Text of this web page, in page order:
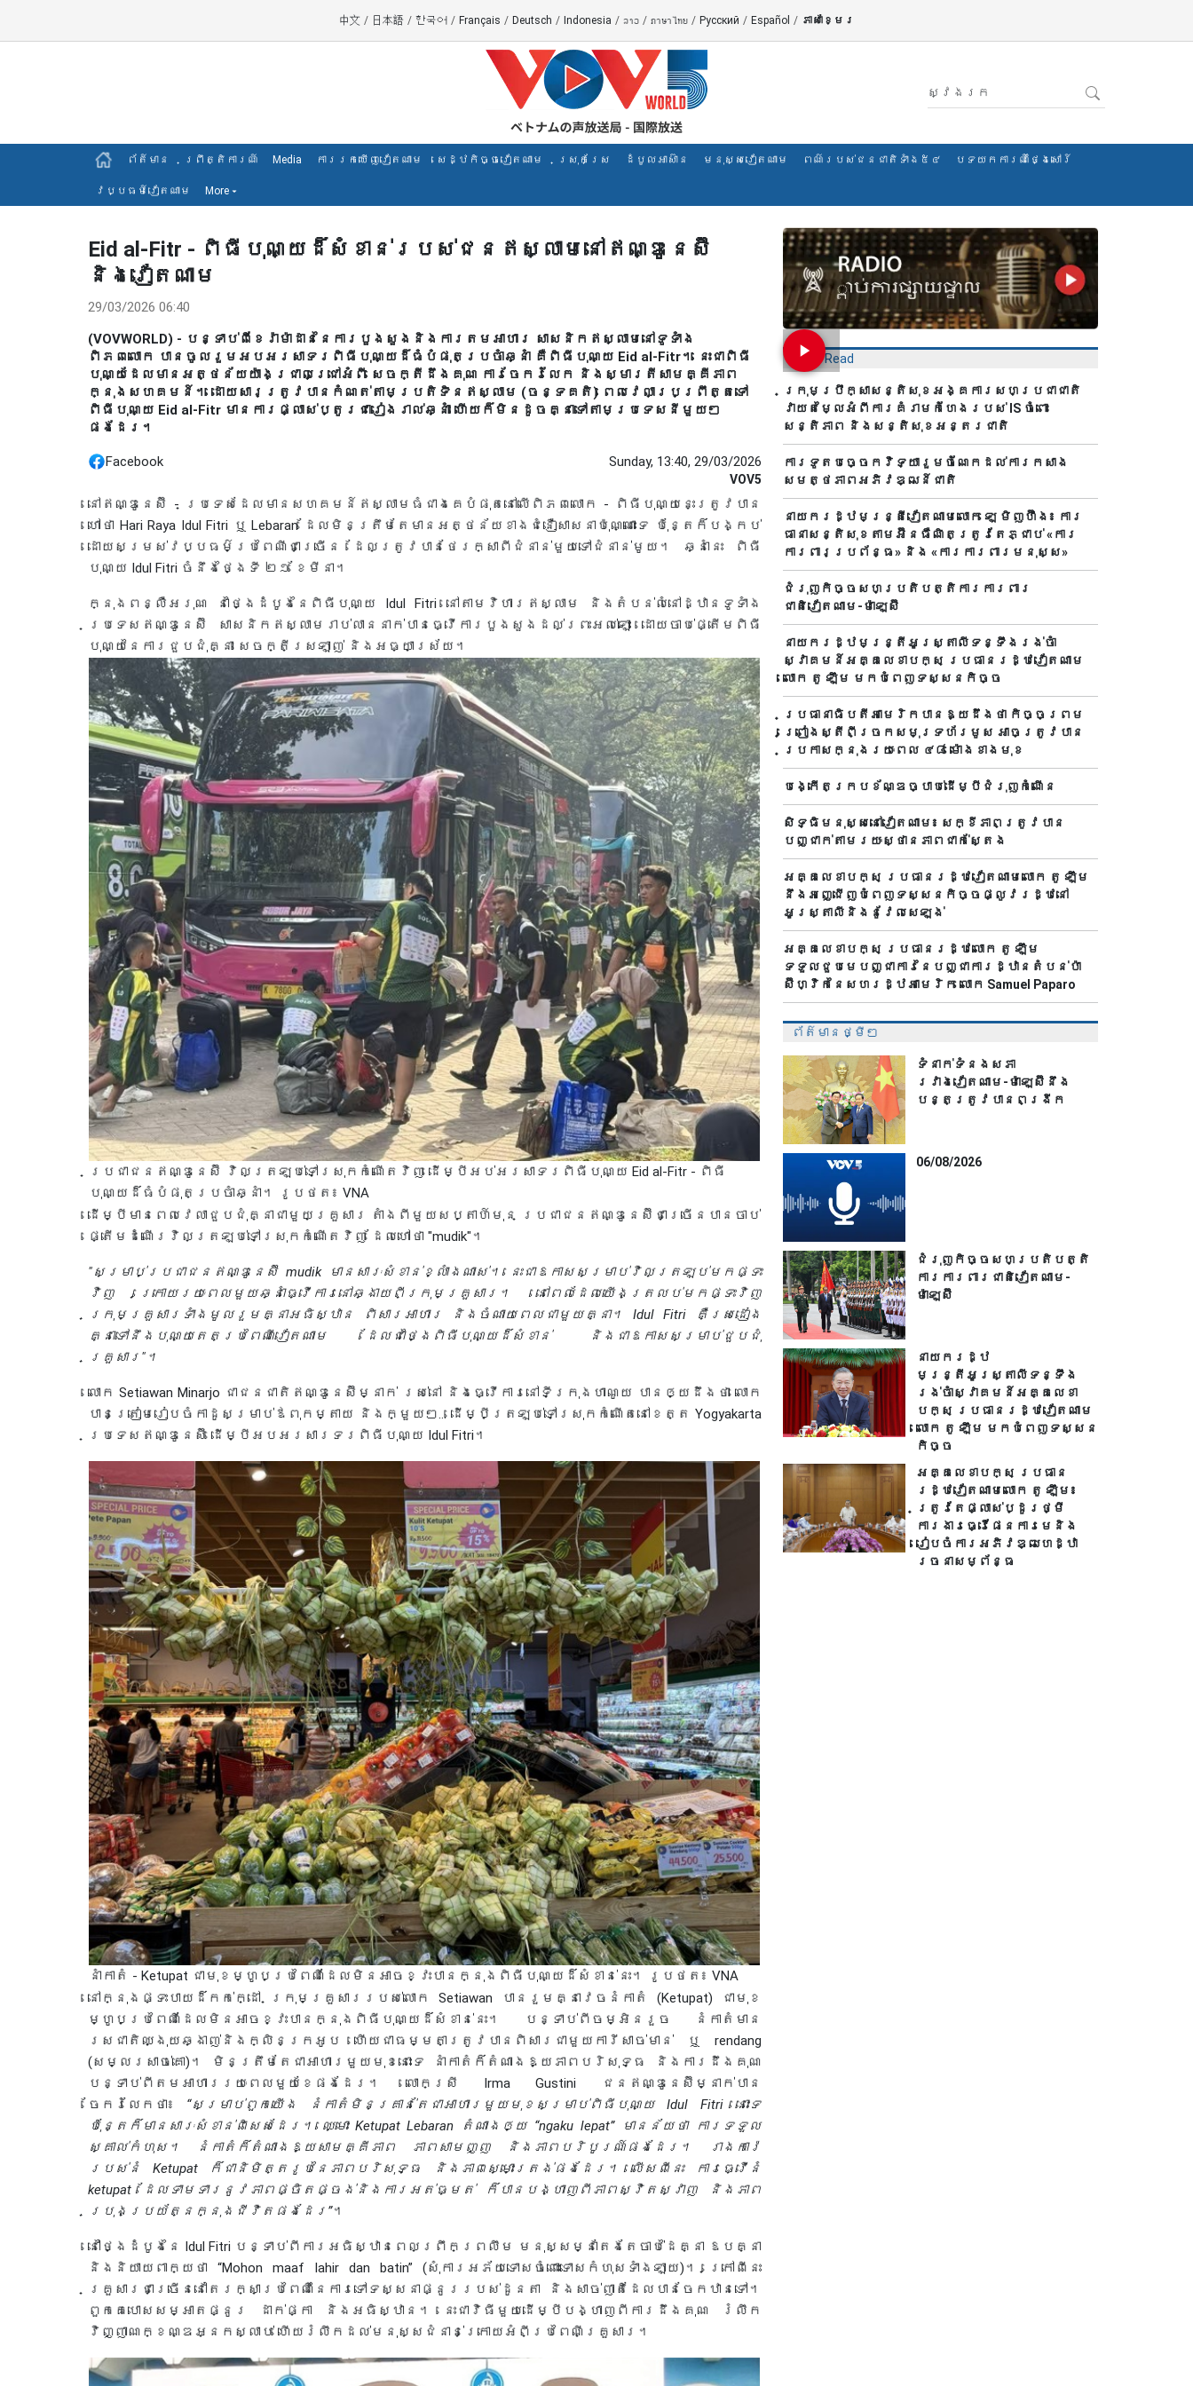
中文 / 日本語 / 한국어 / Français / Deutsch / Indonesia / ລາວ / ภาษาไทย / Русский / Español / ភាសាខ្មែរ
ព័ត៍មាន ព្រឹត្តិការណ៍ Media ការរកឃើញវៀតណាម សេដ្ឋកិច្ចវៀតណាម ស្រុកស្រែ ដំបូលអាស៊ាន មនុស្សវៀតណាម ពណ៌របស់ជនជាតិទាំង៥៤ បទយកការណ៍ថ្ងៃសៅរ៍
វប្បធម៍វៀតណាម More ▾
Eid al-Fitr - ពិធីបុណ្យដ៏សំខាន់របស់​ជន​ឥស្លាមនៅឥណ្ឌូនេស៊ី
និងវៀតណាម
29/03/2026 06:40
(VOVWORLD) - បន្ទាប់ពីខែរ៉ាម៉ាដាននៃការបួងសួងនិងការតមអាហារ សាសនិកឥស្លាមនៅទូទាំង
ពិភពលោក បានចូលរួមអបអរសាទរពិធីបុណ្យដ៏ធំបំផុតប្រចាំឆ្នាំ គឺពិធីបុណ្យ Eid al-Fitr។ នេះជាពិធី
បុណ្យដែលមានអត្ថន័យយ៉ាងជ្រាលជ្រៅអំពី សេចក្តីដឹងគុណ ការចែករំលែក និងស្មារតីសាមគ្គីភាព
ក្នុងសហគមន៍។ ដោយសារត្រូវបានកំណត់តាមប្រតិទិនឥស្លាម (ចន្ទគតិ) ពេលវេលាប្រព្រឹត្តទៅ
ពិធីបុណ្យ Eid al-Fitr មានការផ្លាស់ប្តូរជារៀងរាល់ឆ្នាំ ហើយក៏មិនដូចគ្នាទៅតាមប្រទេសនីមួយៗ
ផងដែរ។
Facebook Sunday, 13:40, 29/03/2026
VOV5
នៅឥណ្ឌូនេស៊ី - ប្រទេសដែលមានសហគមន៍ឥស្លាមធំជាងគេបំផុតនៅលើពិភពលោក - ពិធីបុណ្យនេះត្រូវបាន
ហៅថា Hari Raya Idul Fitri ឬ Lebaran ដែលមិនត្រឹមតែមានអត្ថន័យខាងជំនឿសាសនាប៉ុណ្ណោះទេ ប៉ុន្តែក៏បង្កប់
ដោយសម្រស់វប្បធម៌ប្រពៃណីជាច្រើន ដែលត្រូវបានថែរក្សាពីជំនាន់មួយទៅជំនាន់មូយ។ ឆ្នាំនេះ ពិធី
បុណ្យ Idul Fitri ចំនឹងថ្ងៃទី ២១ ខែមីនា។
ក្នុងពន្លឺអរុណ នាថ្ងៃដំបូងនៃពិធីបុណ្យ Idul Fitri នៅតាមវិហារឥស្លាម និងតំបន់លំនៅដ្ឋានទូទាំង
ប្រទេសឥណ្ឌូនេស៊ី សាសនិកឥស្លាមរាប់លាននាក់បានធ្វើការបួងសួងដល់ព្រះអល់ឡោះ ដោយចាប់ផ្តើមពិធី
បុណ្យនៃការជួបជុំគ្នា សេចក្តីស្រឡាញ់ និងអធ្យាស្រ័យ។
ប្រជាជនឥណ្ឌូនេស៊ី វិលត្រឡប់ទៅស្រុកកំណើតវិញ ដើម្បីអប់អរសាទរពិធីបុណ្យ Eid al-Fitr - ពិធី
បុណ្យដ៏ធំបំផុតប្រចាំឆ្នាំ។ រូបថត៖ VNA
ដើម្បីមានពេលវេលាជួបជុំគ្នាជាមួយគ្រួសារ តាំងពីមួយសប្តាហ៍មុន ប្រជាជនឥណ្ឌូនេស៊ីជាច្រើនបានចាប់
ផ្តើមដំណើរវិលត្រឡប់ទៅស្រុកកំណើតវិញ ដែលហៅថា "mudik"។
"សម្រាប់ប្រជាជនឥណ្ឌូនេស៊ី mudik មានសារៈសំខាន់ខ្លាំងណាស់។ នេះជាឱកាសសម្រាប់វិលត្រឡប់មកផ្ទះ
វិញ ក្រោយរយៈពេលមួយឆ្នាំធ្វើការនៅឆ្ងាយពីក្រុមគ្រួសារ។ នៅពេលដែលយើងត្រលប់មកផ្ទះវិញ
ក្រុមគ្រួសារទាំងមូលរួមគ្នាអធិស្ឋាន ពិសារអាហារ និងចំណាយពេលជាមួយគ្នា។ Idul Fitri គឺស្រដៀង
គ្នាទៅនឹងបុណ្យតេតប្រពៃណីវៀតណាម ដែលជាថ្ងៃពិធីបុណ្យដ៏សំខាន់ និងជាឱកាសសម្រាប់ជួបជុំ
គ្រួសារ"។
លោក Setiawan Minarjo ជាជនជាតិឥណ្ឌូនេស៊ីម្នាក់ រស់នៅ និងធ្វើការនៅទីក្រុងហាណូយ បានឲ្យដឹងថា លោក
បានត្រៀមរៀបចំកាដូសម្រាប់ឪពុកម្តាយ និងក្មួយៗ... ដើម្បីត្រឡប់ទៅស្រុកកំណើតនៅខេត្ត Yogyakarta
ប្រទេសឥណ្ឌូនេស៊ី ដើម្បីអបអរសារទរពិធីបុណ្យ Idul Fitri។
នាំកាតំ - Ketupat ជាមុខម្ហូបប្រពៃណីដែលមិនអាចខ្វះបានក្នុងពិធីបុណ្យដ៏សំខាន់នេះ។ រូបថត៖ VNA
នៅក្នុងផ្ទះបាយដ៏កក់ក្ដៅ ក្រុមគ្រួសាររបស់លោក Setiawan បានរួមគ្នាវេចនំកាតំ (Ketupat) ជាមុខ
ម្ហូបប្រពៃណីដែលមិនអាចខ្វះបានក្នុងពិធីបុណ្យដ៏សំខាន់នេះ។ បន្ទាប់ពីចម្អិនរួច នំកាតំមាន
រសជាតិឈ្ងុយឆ្ងាញ់និងក្លិនក្រអូប ហើយជាធម្មតាត្រូវបានពិសារជាមួយការីសាច់មាន់ ឬ rendang
(សម្លរសាច់គោ)។ មិនត្រឹមតែជាអាហារមួយមុខនោះទេ នាំកាតំក៏តំណាងឱ្យភាពបរិសុទ្ធ និងការដឹងគុណ
បន្ទាប់ពីតមអាហាររយៈពេលមួយខែផងដែរ។ លោកស្រី Irma Gustini ជនឥណ្ឌូនេស៊ីម្នាក់បាន
ចែករំលែកថា៖ “សម្រាប់ពួកយើង នំកាតំមិនគ្រាន់តែជាអាហារមួយមុខសម្រាប់ពិធីបុណ្យ Idul Fitri នោះទេ
ប៉ុន្តែក៏មានសារៈសំខាន់ពិសេសដែរ។ ឈ្មោះ Ketupat Lebaran តំណាងឲ្យ “ngaku lepat” មានន័យថា ការទទួល
ស្គាល់កំហុស។ នំកាតំក៏តំណាងឱ្យសាមគ្គីភាព ភាពសាមញ្ញ និងភាពបរិបូរណ៍ផងដែរ។ រាងការ៉េ
របស់នំ Ketupat ក៏ជានិមិត្តរូបនៃភាពបរិសុទ្ធ និងភាពស្មោះត្រង់ផងដែរ។ លើសពីនេះ ការធ្វើនំ
ketupat ដែលទាមទារនូវភាពផ្ចិតផ្ចង់និងការអត់ធ្មត់ ក៏បានបង្ហាញពីភាពស្វិតស្វាញ និងភាព
ប្រុងប្រយ័ត្នក្នុងជីវិតផងដែរ”។
នៅថ្ងៃដំបូងនៃ Idul Fitri បន្ទាប់ពីការអធិស្ឋានពេលព្រឹកព្រលឹម មនុស្សម្នាតែងតែចាប់ដៃគ្នា ឱបគ្នា
និងនិយាយពាក្យថា “Mohon maaf lahir dan batin” (សុំការអភ័យទោសចំពោះទោសកំហុសទាំងឡាយ)។ ក្រៅពីនេះ
គ្រួសារជាច្រើននៅតែរក្សាប្រពៃណីនៃការទៅទស្សនាផ្នូររបស់ដូនតា និងសាច់ញាតិដែលបានចែកឋានទៅ។
ពួកគេបោសសម្អាតផ្នូរ ដាក់ផ្កា និងអធិស្ឋាន។ នេះជាវិធីមួយដើម្បីបង្ហាញពីការដឹងគុណ រំលឹក
វិញ្ញាណក្ខណ្ឌអ្នកស្លាប់ ហើយរំលឹកដល់មនុស្សជំនាន់ក្រោយអំពីប្រពៃណីគ្រួសារ។
Most Read
ក្រុមប្រឹក្សាសន្តិសុខអង្គការសហប្រជាជាតិ
វាយតម្លៃអំពីការគំរាមកំហែងរបស់ IS ចំពោះ
សន្តិភាព និងសន្តិសុខអន្តរជាតិ
ការទូតបច្ចេកវិទ្យារួមចំណែកដល់ការកសាង
សមត្ថភាពអភិវឌ្ឍន៍ជាតិ
នាយករដ្ឋមន្ត្រីវៀតណាមលោក ឡេ មិញហ៊ឹង៖ ការ
ធានាសន្តិសុខតាមអ៊ីនធឺណិតត្រូវតែភ្ជាប់ «ការ
ការពារប្រព័ន្ធ» និង «ការការពារមនុស្ស»
ជំរុញកិច្ចសហប្រតិបត្តិការការពារ
ជាតិវៀតណាម-ម៉ាឡេស៊ី
នាយករដ្ឋមន្ត្រីអូស្ត្រាលីទន្ទឹងរង់ចាំ
ស្វាគមន៍អគ្គលេខាបក្ស ប្រធានរដ្ឋវៀតណាម
លោក តូ ឡឹម មកបំពេញទស្សនកិច្ច
ប្រធានាធិបតីអាមេរិកបាន​ឱ្យដឹងថា កិច្ចព្រម
ព្រៀងស្តីពីច្រកសមុទ្រហ័រមូស អាចត្រូវបាន
ប្រកាសក្នុងរយៈពេល ៤៨ ម៉ោងខាងមុខ
បង្កើតក្របខ័ណ្ឌច្បាប់ដើម្បីជំរុញកំណើន
សិទ្ធិមនុស្សនៅវៀតណាម៖ សក្ខីភាពត្រូវបាន
បញ្ជាក់តាមរយៈស្ថានភាពជាក់ស្តែង
អគ្គលេខាបក្ស ប្រធានរដ្ឋវៀតណាមលោក តូ ឡឹម
នឹងអញ្ជើញបំពេញទស្សនកិច្ចផ្លូវរដ្ឋនៅ
អូស្ត្រាលីនិងនូវែលសេឡង់
អគ្គលេខាបក្ស ប្រធានរដ្ឋលោក តូ ឡឹម
ទទួលជួបមេបញ្ជាការនៃបញ្ជាការដ្ឋានតំបន់ប៉ា
ស៊ីហ្វិកនៃសហរដ្ឋអាមេរិក លោក Samuel Paparo
ព័ត៌មានថ្មីៗ
ទំនាក់ទំនងសភា
រវាងវៀតណាម-ម៉ាឡេស៊ីនឹង
បន្តត្រូវបានពង្រីក
06/08/2026
ជំរុញកិច្ចសហប្រតិបត្តិ
ការការពារជាតិវៀតណាម-
ម៉ាឡេស៊ី
នាយករដ្ឋ
មន្ត្រីអូស្ត្រាលីទន្ទឹង
រង់ចាំស្វាគមន៍អគ្គលេខា
បក្ស ប្រធានរដ្ឋវៀតណាម
លោក តូ ឡឹម មកបំពេញទស្សន
កិច្ច
អគ្គលេខាបក្ស ប្រធាន
រដ្ឋវៀតណាមលោក តូ ឡឹម៖
ត្រូវតែផ្លាស់ប្ដូរថ្មី
ការងារធ្វើផែនការមេនិង
រៀបចំការអភិវឌ្ឍហេដ្ឋា
រចនាសម្ព័ន្ធ